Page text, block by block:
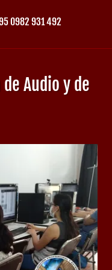
0982 931 492
Audio y de